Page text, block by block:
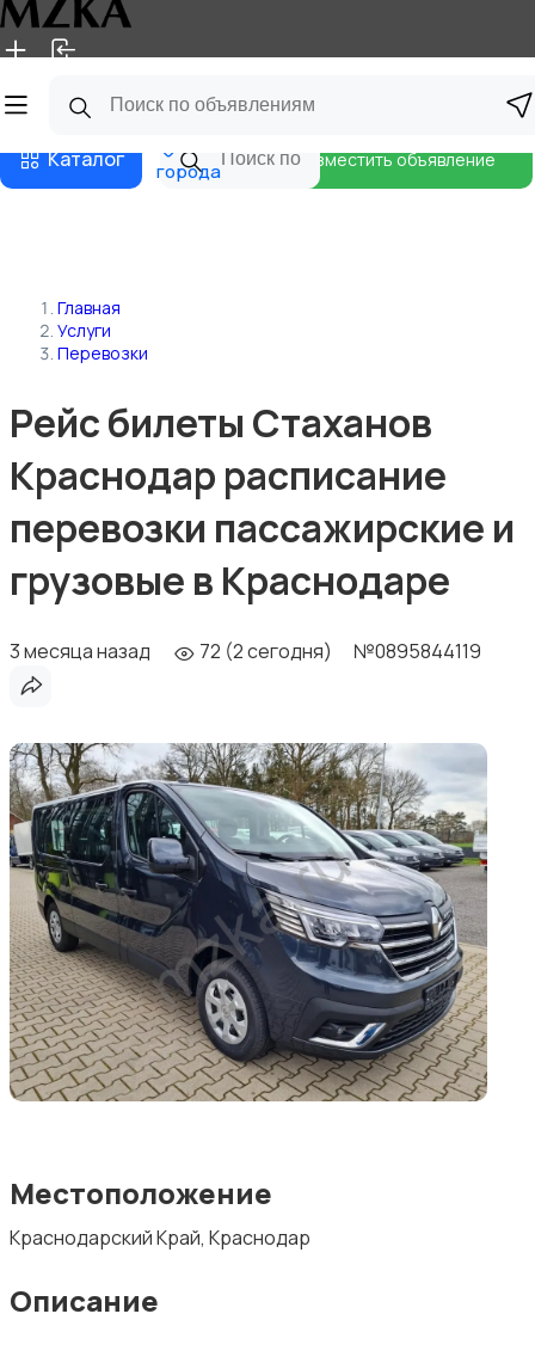
Главная Магазины
Каталог
города
Разместить объявление
Главная
Услуги
Перевозки
Рейс билеты Стаханов
Краснодар расписание
перевозки пассажирские и
грузовые в Краснодаре
3 месяца назад 72 (2 сегодня) №0895844119
Местоположение
Краснодарский Край, Краснодар
Описание